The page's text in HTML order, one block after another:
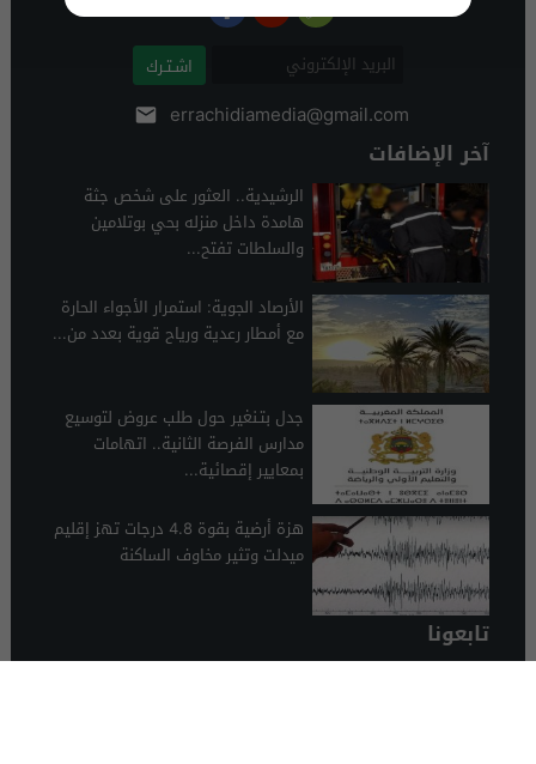
اشـتـرك
errachidiamedia@gmail.com
آخر الإضافات
الرشيدية.. العثور على شخص جثة
هامدة داخل منزله بحي بوتلامين
والسلطات تفتح...
الأرصاد الجوية: استمرار الأجواء الحارة
مع أمطار رعدية ورياح قوية بعدد من...
جدل بتـنغير حول طلب عروض لتوسيع
مدارس الفرصة الثانية.. اتهامات
بمعايير إقصائية...
هزة أرضية بقوة 4.8 درجات تهز إقليم
ميدلت وتثير مخاوف الساكنة
تابعونا